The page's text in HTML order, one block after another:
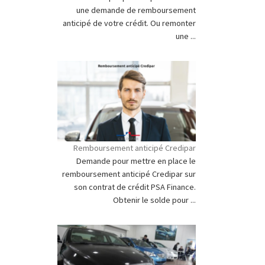
une demande de remboursement
anticipé de votre crédit. Ou remonter
une ...
Remboursement anticipé Credipar
Demande pour mettre en place le
remboursement anticipé Credipar sur
son contrat de crédit PSA Finance.
Obtenir le solde pour ...